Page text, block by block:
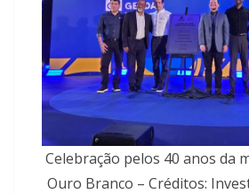
Celebração pelos 40 anos da
Ouro Branco – Créditos: